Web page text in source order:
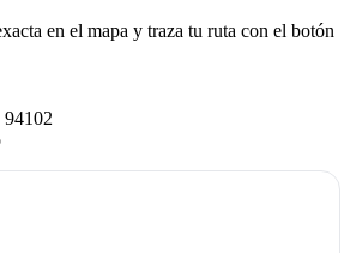
en el mapa y traza tu ruta con el botón
94102